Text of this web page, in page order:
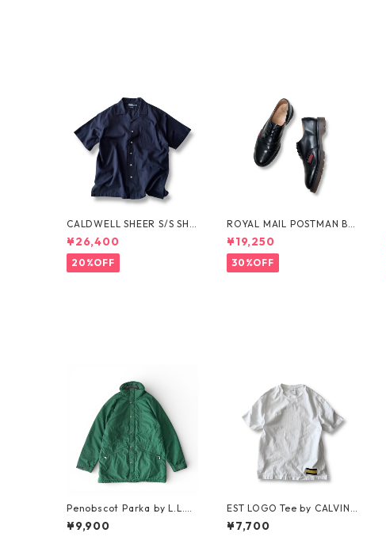
CALDWELL SHEER S/S SHI
RT by Polo Ralph Lauren
¥26,400
20%OFF
ROYAL MAIL POSTMAN BO
OTS by Dr.MARTENS
¥19,250
30%OFF
Penobscot Parka by L.L.Be
an
¥9,900
EST LOGO Tee by CALVIN
KLEIN JEANS ESTABLISHE
D.1978
¥7,700